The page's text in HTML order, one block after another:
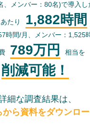
、メンバー：80名)で導入し
たり 1,882時間
時間/月、メンバー：1,525
789万円 相当を
削減可能！
細な調査結果は、
から資料をダウンロ